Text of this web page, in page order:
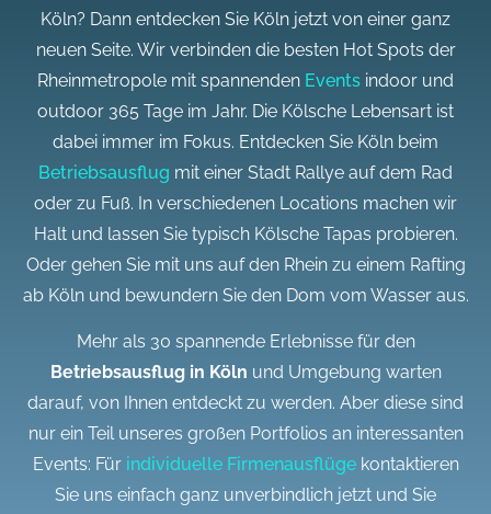
Köln? Dann entdecken Sie Köln jetzt von einer ganz
neuen Seite. Wir verbinden die besten Hot Spots der
Rheinmetropole mit spannenden Events indoor und
outdoor 365 Tage im Jahr. Die Kölsche Lebensart ist
dabei immer im Fokus. Entdecken Sie Köln beim
Betriebsausflug mit einer Stadt Rallye auf dem Rad
oder zu Fuß. In verschiedenen Locations machen wir
Halt und lassen Sie typisch Kölsche Tapas probieren.
Oder gehen Sie mit uns auf den Rhein zu einem Rafting
ab Köln und bewundern Sie den Dom vom Wasser aus.
Mehr als 30 spannende Erlebnisse für den
Betriebsausflug in Köln und Umgebung warten
darauf, von Ihnen entdeckt zu werden. Aber diese sind
nur ein Teil unseres großen Portfolios an interessanten
Events: Für individuelle Firmenausflügekontaktieren
Sie uns einfach ganz unverbindlich jetzt und Sie